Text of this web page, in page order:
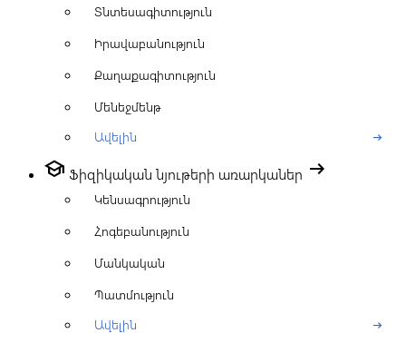
Տնտեսագիտություն
Իրավաբանություն
Քաղաքագիտություն
Մենեջմենթ
Ավելին
arrow_right_alt
school Ֆիզիկական նյութերի առարկաներ arrow_right_alt
Կենսագրություն
Հոգեբանություն
Մանկական
Պատմություն
Ավելին
arrow_right_alt